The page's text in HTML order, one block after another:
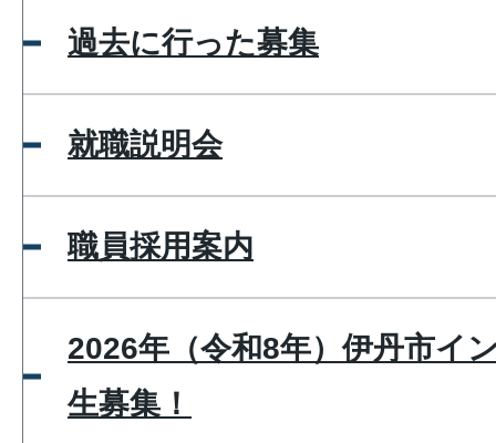
過去に行った募集
就職説明会
職員採用案内
2026年（令和8年）伊丹市イ
生募集！